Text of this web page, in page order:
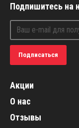
Подпишитесь на
Подписаться
Акции
О нас
Отзывы